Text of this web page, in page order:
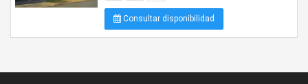
Consultar disponibilidad